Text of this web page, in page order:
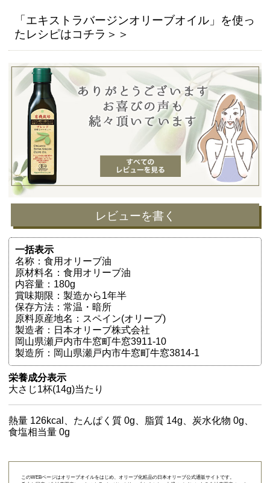
「エキストラバージンオリーブオイル」を使っ
たレシピはコチラ＞＞
レビューを書く
一括表示
名称：食用オリーブ油
原材料名：食用オリーブ油
内容量：180g
賞味期限：製造から1年半
保存方法：常温・暗所
原料原産地名：スペイン(オリーブ)
製造者：日本オリーブ株式会社
岡山県瀬戸内市牛窓町牛窓3911-10
製造所：岡山県瀬戸内市牛窓町牛窓3814-1
栄養成分表示
大さじ1杯(14g)当たり
熱量 126kcal、たんぱく質 0g、脂質 14g、炭水化物 0g、
食塩相当量 0g
このWEBページはオリーブオイルをはじめ、オリーブ化粧品の日本オリーブ公式通販サイトです。